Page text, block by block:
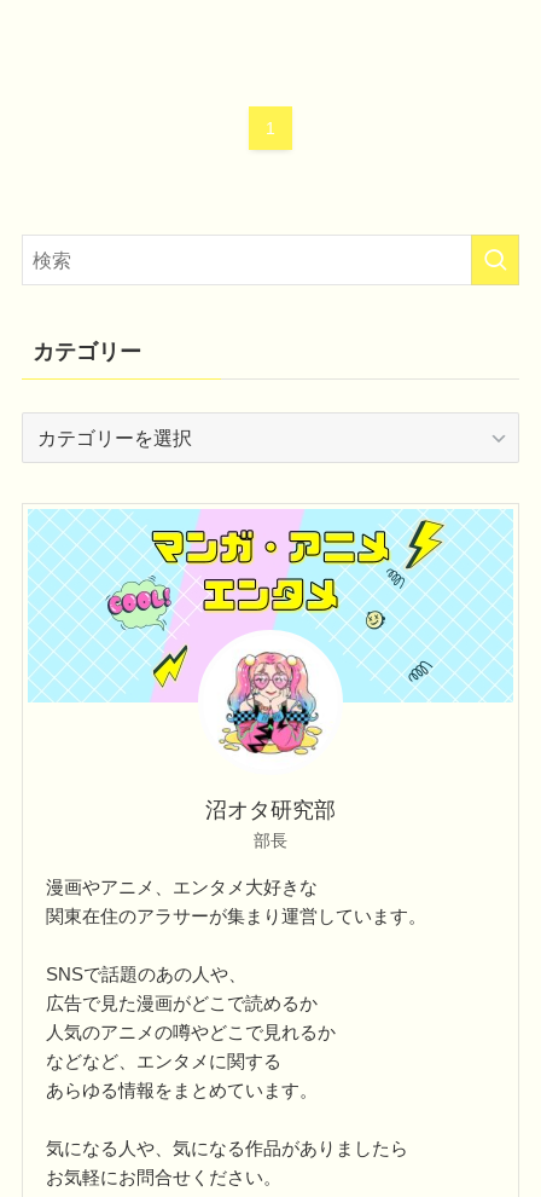
1
カテゴリー
リ
ー
沼オタ研究部
部長
漫画やアニメ、エンタメ大好きな
関東在住のアラサーが集まり運営しています。
SNSで話題のあの人や、
広告で見た漫画がどこで読めるか
人気のアニメの噂やどこで見れるか
などなど、エンタメに関する
あらゆる情報をまとめています。
気になる人や、気になる作品がありましたら
お気軽にお問合せください。